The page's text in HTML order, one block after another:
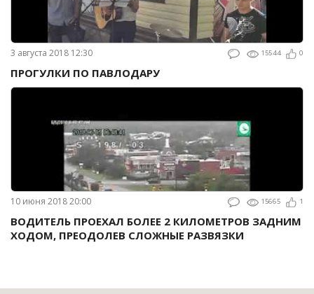
3 августа 2018 12:30 15544 0
ПРОГУЛКИ ПО ПАВЛОДАРУ
10 июня 2018 20:00 15665 1
ВОДИТЕЛЬ ПРОЕХАЛ БОЛЕЕ 2 КИЛОМЕТРОВ ЗАДНИМ
ХОДОМ, ПРЕОДОЛЕВ СЛОЖНЫЕ РАЗВЯЗКИ